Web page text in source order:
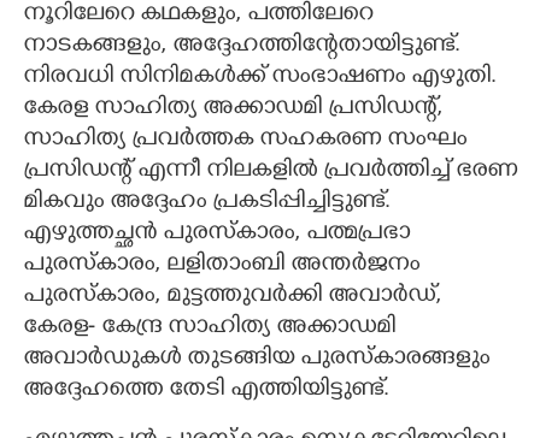
നൂറിലേറെ കഥകളും, പത്തിലേറെ
നാടകങ്ങളും, അദ്ദേഹത്തിന്റേതായിട്ടുണ്ട്.
നിരവധി സിനിമകൾക്ക് സംഭാഷണം എഴുതി.
കേരള സാഹിത്യ അക്കാഡമി പ്രസിഡന്റ്,​
സാഹിത്യ പ്രവർത്തക സഹകരണ സംഘം
പ്രസിഡന്റ് എന്നീ നിലകളിൽ പ്രവർത്തിച്ച് ഭരണ
മികവും അദ്ദേഹം പ്രകടിപ്പിച്ചിട്ടുണ്ട്.
എഴുത്തച്ഛൻ പുരസ്കാരം,​ പത്മപ്രഭാ
പുരസ്കാരം,​ ലളിതാംബി അന്തർജനം
പുരസ്കാരം,​ മുട്ടത്തുവർക്കി അവാർഡ്,​
കേരള- കേന്ദ്ര സാഹിത്യ അക്കാഡമി
അവാർഡുകൾ തുടങ്ങിയ പുരസ്കാരങ്ങളും
അദ്ദേഹത്തെ തേടി എത്തിയിട്ടുണ്ട്.